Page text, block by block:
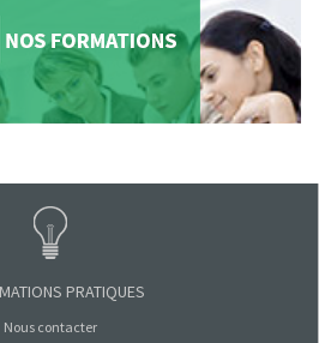
PRATIQUES
Nous contacter